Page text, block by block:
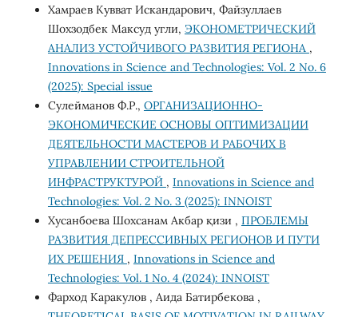
Хамраев Кувват Искандарович, Файзуллаев
Шохзодбек Максуд угли, ЭКОНОМЕТРИЧЕСКИЙ
АНАЛИЗ УСТОЙЧИВОГО РАЗВИТИЯ РЕГИОНА ,
Innovations in Science and Technologies: Vol. 2 No. 6
(2025): Special issue
Сулейманов Ф.Р., ОРГАНИЗАЦИОННО-
ЭКОНОМИЧЕСКИЕ ОСНОВЫ ОПТИМИЗАЦИИ
ДЕЯТЕЛЬНОСТИ МАСТЕРОВ И РАБОЧИХ В
УПРАВЛЕНИИ СТРОИТЕЛЬНОЙ
ИНФРАСТРУКТУРОЙ , Innovations in Science and
Technologies: Vol. 2 No. 3 (2025): INNOIST
Хусанбоева Шохсанам Акбар қизи , ПРОБЛЕМЫ
РАЗВИТИЯ ДЕПРЕССИВНЫХ РЕГИОНОВ И ПУТИ
ИХ РЕШЕНИЯ , Innovations in Science and
Technologies: Vol. 1 No. 4 (2024): INNOIST
Фарход Каракулов , Аида Батирбекова ,